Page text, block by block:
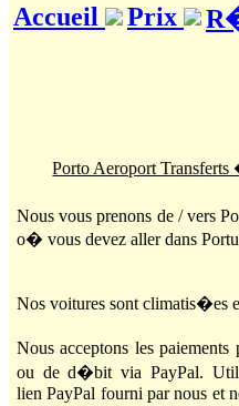
Accueil Prix
Porto Aeroport
Nous vous prenons de / vers
o� vous devez aller dans
Nos voitures sont climatis�es
Nous acceptons les
ou de d�bit via PayPal.
lien PayPal fourni par nous et